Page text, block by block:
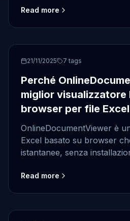
di grandi dimensioni.
Read more
OnlineDocumentViewer
21/11/2025 7 tags
Perché
miglior visualizzatore
browser per file Excel
OnlineDocumentViewer è
Excel basato su browser
istantanee, senza
dimensioni con facilità.
Read more